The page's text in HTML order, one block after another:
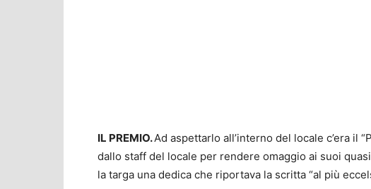
IL PREMIO.Ad aspettarlo all’interno del locale c’era il
dallo staff del locale per rendere omaggio ai suoi
la targa una dedica che riportava la scritta “al più